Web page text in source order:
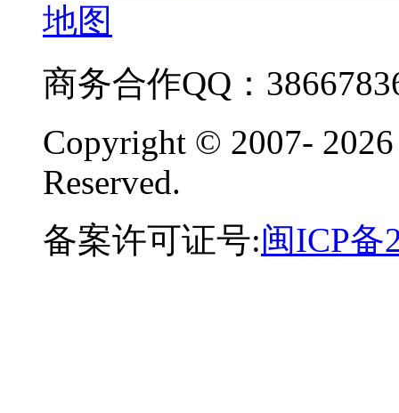
地图
商务合作QQ：
Copyright © 2007-
Reserved.
备案许可证号:闽ICP备